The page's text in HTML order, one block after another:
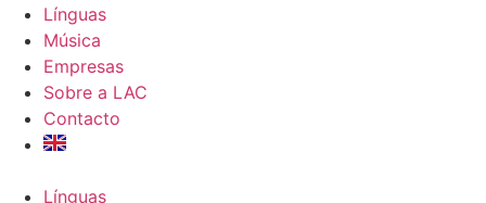
Línguas
Música
Empresas
Sobre a LAC
Contacto
Línguas